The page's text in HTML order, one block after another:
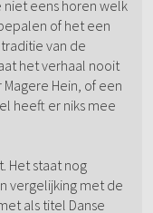
niet eens horen welk
of het een
van de
het verhaal nooit
Hein, of een
heeft er niks mee
Het staat nog
vergelijking met de
als titel Danse